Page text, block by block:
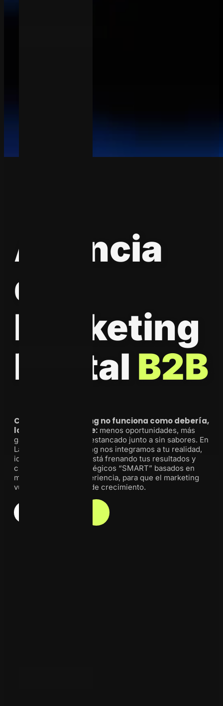
Agencia
de
Marketing
DigitalB2B
Cuando el marketing no funciona como debería,
la empresa lo siente:menos oportunidades, más
gastos y crecimiento estancado junto a sin sabores. En
La Agencia D Marketing nos integramos a tu realidad,
identificamos lo que está frenando tus resultados y
creamos planes estratégicos “SMART” basados en